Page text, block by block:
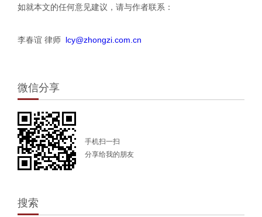
如就本文的任何意见建议，请与作者联系：
李春谊 律师 lcy@zhongzi.com.cn
微信分享
手机扫一扫
分享给我的朋友
搜索